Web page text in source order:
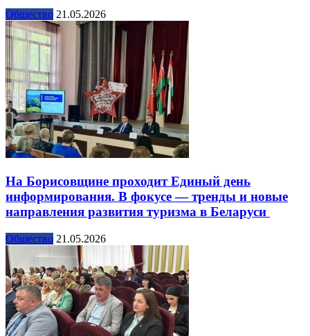
Общество 21.05.2026
На Борисовщине проходит Единый день
информирования. В фокусе — тренды и новые
направления развития туризма в Беларуси
Общество 21.05.2026